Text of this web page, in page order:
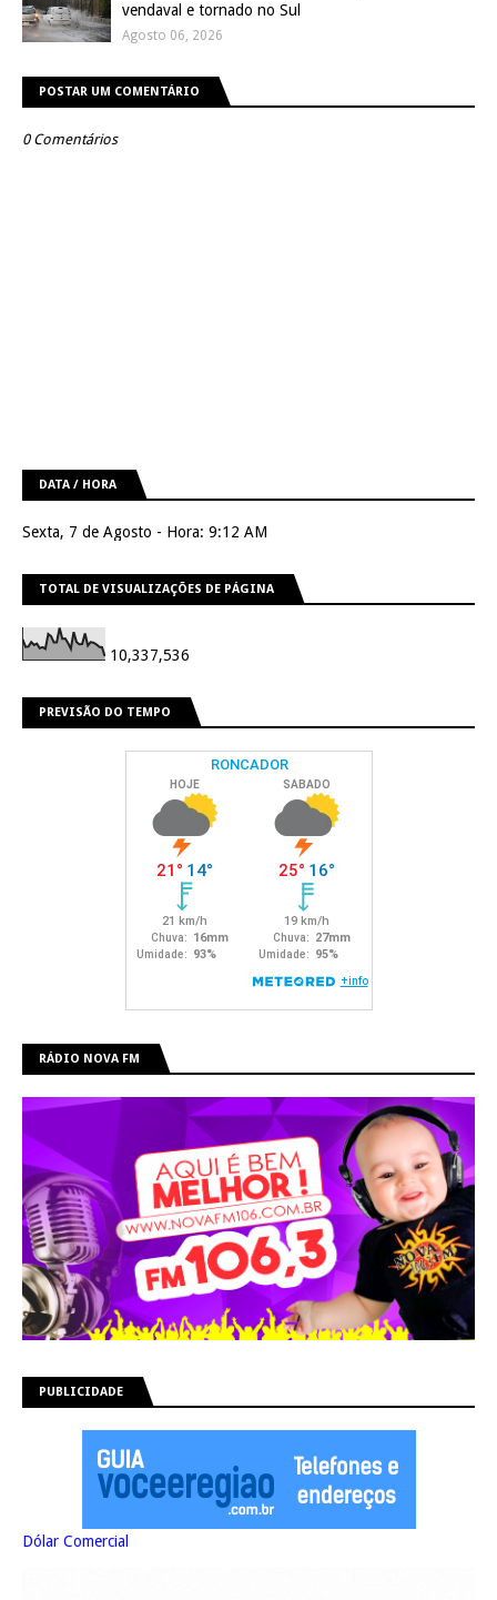
vendaval e tornado no Sul
Agosto 06, 2026
POSTAR UM COMENTÁRIO
0 Comentários
DATA / HORA
Sexta, 7 de Agosto - Hora: 9:12 AM
TOTAL DE VISUALIZAÇÕES DE PÁGINA
10,337,536
PREVISÃO DO TEMPO
RÁDIO NOVA FM
PUBLICIDADE
Dólar Comercial